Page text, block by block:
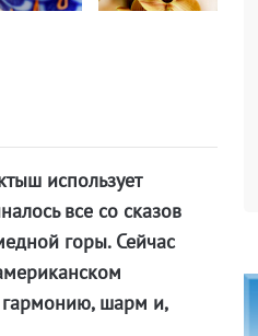
использует
все со сказов
горы. Сейчас
гармонию, шарм и,